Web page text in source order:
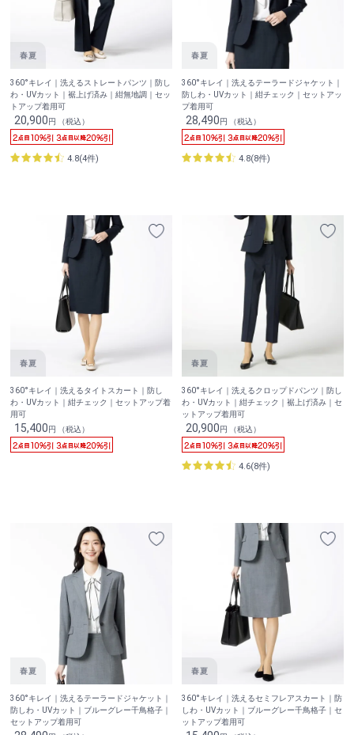
360°キレイ｜洗えるストレートパンツ｜防し
わ・UVカット｜裾上げ済み｜紺無地調｜セッ
トアップ着用可
20,900円 （税込）
4.8(4件)
360°キレイ｜洗えるテーラードジャケット｜
防しわ・UVカット｜紺チェック｜セットアッ
プ着用可
28,490円 （税込）
4.8(8件)
360°キレイ｜洗えるタイトスカート｜防し
わ・UVカット｜紺チェック｜セットアップ着
用可
15,400円 （税込）
360°キレイ｜洗えるクロップドパンツ｜防し
わ・UVカット｜紺チェック｜裾上げ済み｜セ
ットアップ着用可
20,900円 （税込）
4.6(8件)
360°キレイ｜洗えるテーラードジャケット｜
防しわ・UVカット｜ブルーグレー千鳥格子｜
セットアップ着用可
360°キレイ｜洗えるセミフレアスカート｜防
しわ・UVカット｜ブルーグレー千鳥格子｜セ
ットアップ着用可